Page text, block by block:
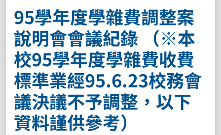
95學年度學雜費調整案
說明會會議紀錄 （※本
校95學年度學雜費收費
標準業經95.6.23校務會
議決議不予調整，以下
資料謹供參考）